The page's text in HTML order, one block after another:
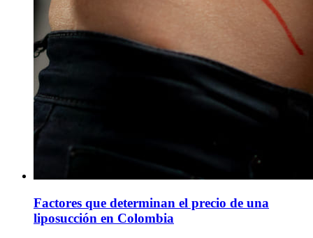
Factores que determinan el precio de una
liposucción en Colombia